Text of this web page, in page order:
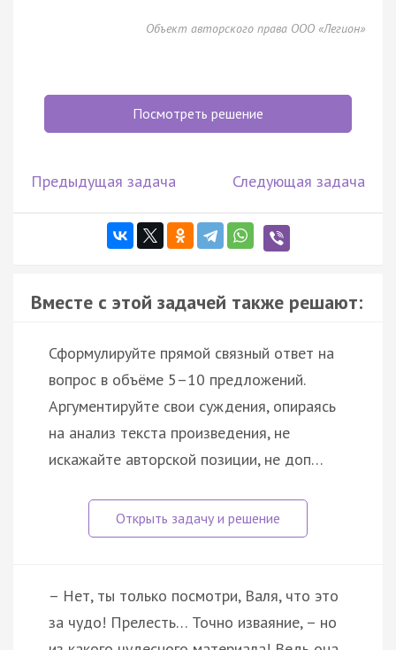
Объект авторского права ООО «Легион»
Посмотреть решение
Предыдущая задача Следующая задача
Вместе с этой задачей также решают:
Сформулируйте прямой связный ответ на
вопрос в объёме 5–10 предложений.
Аргументируйте свои суждения, опираясь
на анализ текста произведения, не
искажайте авторской позиции, не доп…
– Нет, ты только посмотри, Валя, что это
за чудо! Прелесть… Точно изваяние, – но